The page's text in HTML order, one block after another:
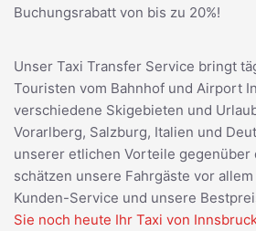
Buchungsrabatt von bis zu 20%!
Unser Taxi Transfer Service bringt
Touristen vom Bahnhof und Airport
verschiedene Skigebieten und
Vorarlberg, Salzburg, Italien und
unserer etlichen Vorteile gegenüber
schätzen unsere Fahrgäste vor
Kunden-Service und unsere
Sie noch heute Ihr Taxi von